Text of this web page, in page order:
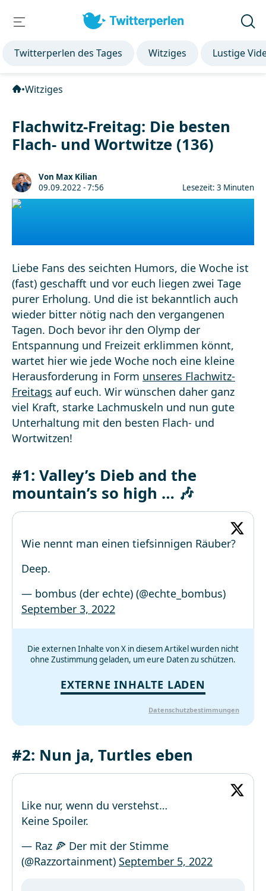
Twitterperlen des Tages Witziges Lustige
•Witziges
Flachwitz-Freitag: Die besten
Flach- und Wortwitze (136)
Von Max Kilian
09.09.2022 - 7:56
Lesezeit: 3 Minuten
Liebe Fans des seichten Humors, die Woche ist
(fast) geschafft und vor euch liegen zwei Tage
purer Erholung. Und die ist bekanntlich auch
wieder bitter nötig nach den vergangenen
Tagen. Doch bevor ihr den Olymp der
Entspannung und Freizeit erklimmen könnt,
wartet hier wie jede Woche noch eine kleine
Herausforderung in Form unseres Flachwitz-
Freitags auf euch. Wir wünschen daher ganz
viel Kraft, starke Lachmuskeln und nun gute
Unterhaltung mit den besten Flach- und
Wortwitzen!
#1: Valley’s Dieb and the
mountain’s so high … 🎶
Wie nennt man einen tiefsinnigen Räuber?
Deep.
— bombus (der echte) (@echte_bombus)
September 3, 2022
Die externen Inhalte von X in diesem Artikel wurden nicht
ohne Zustimmung geladen, um eure Daten zu schützen.
EXTERNE INHALTE LADEN
Datenschutzbestimmungen
#2: Nun ja, Turtles eben
Like nur, wenn du verstehst…
Keine Spoiler.
— Raz 🍕 Der mit der Stimme
(@Razzortainment) September 5, 2022